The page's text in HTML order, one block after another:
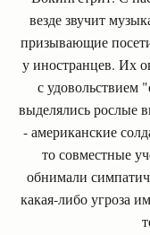
везде звучит
призывающие
у иностранцев. Их
с удовольствием
выделялись рослые
- американские
то совместные
обнимали
какая-либо угроза